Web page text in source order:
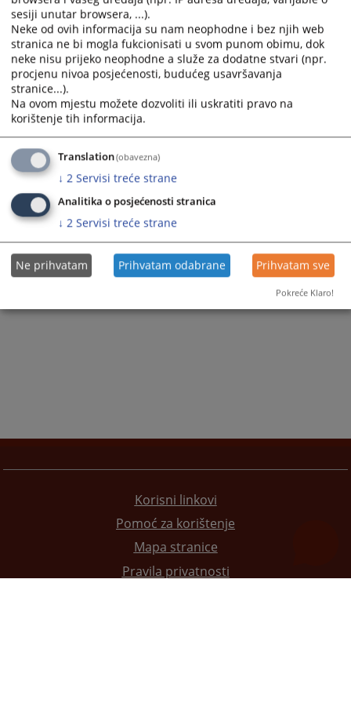
Žalbe na sudske odluke
Medijacija
Akti suda
Sudije suda
Dodatne sudije
Stručni saradnici
Službenici i namještenici
Korisni linkovi
Pomoć za korištenje
Mapa stranice
Pravila privatnosti
sesiji unutar browsera, ...).
Neke od ovih informacija su nam neophodne i bez njih web
stranica ne bi mogla fukcionisati u svom punom obimu, dok
neke nisu prijeko neophodne a služe za dodatne stvari (npr.
procjenu nivoa posjećenosti, budućeg usavršavanja
stranice...).
Na ovom mjestu možete dozvoliti ili uskratiti pravo na
korištenje tih informacija.
Translation(obavezna)
↓ 2 Servisi treće strane
Analitika o posjećenosti stranica
↓ 2 Servisi treće strane
Ne prihvatam Prihvatam odabrane Prihvatam sve
Pokreće Klaro!